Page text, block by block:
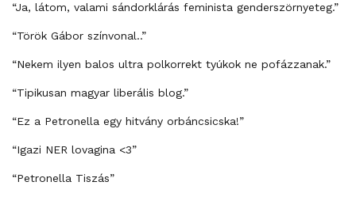
“Ja, látom, valami sándorklárás feminista genderszörnyeteg.”
“Török Gábor színvonal..”
“Nekem ilyen balos ultra polkorrekt tyúkok ne pofázzanak.”
“Tipikusan magyar liberális blog.”
“Ez a Petronella egy hitvány orbáncsicska!”
“Igazi NER lovagina <3”
“Petronella Tiszás”